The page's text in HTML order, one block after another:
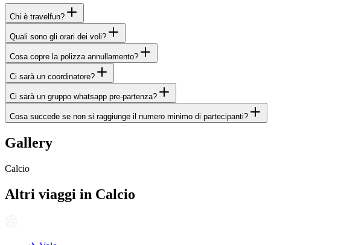
Chi è travelfun?
Quali sono gli orari dei voli?
Cosa copre la polizza annullamento?
Ci sarà un coordinatore?
Ci sarà un gruppo whatsapp pre-partenza?
Cosa succede se non si raggiunge il numero minimo di partecipanti?
Gallery
Calcio
Altri viaggi in Calcio